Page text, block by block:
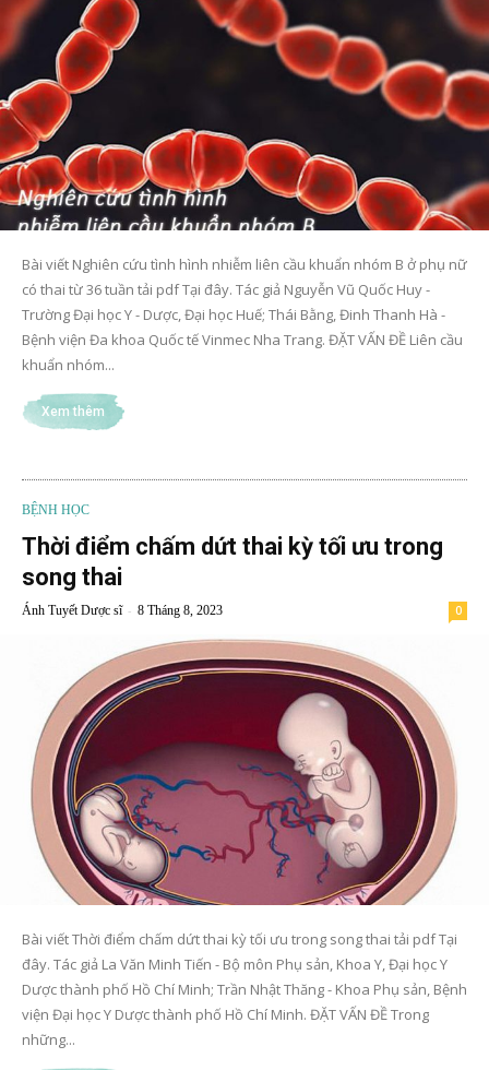
Bài viết Nghiên cứu tình hình nhiễm liên cầu khuẩn nhóm B ở phụ nữ
có thai từ 36 tuần tải pdf Tại đây. Tác giả Nguyễn Vũ Quốc Huy -
Trường Đại học Y - Dược, Đại học Huế; Thái Bằng, Đinh Thanh Hà -
Bệnh viện Đa khoa Quốc tế Vinmec Nha Trang. ĐẶT VẤN ĐỀ Liên cầu
khuẩn nhóm...
Xem thêm
BỆNH HỌC
Thời điểm chấm dứt thai kỳ tối ưu trong
song thai
Ánh Tuyết Dược sĩ - 8 Tháng 8, 2023 0
Bài viết Thời điểm chấm dứt thai kỳ tối ưu trong song thai tải pdf Tại
đây. Tác giả La Văn Minh Tiến - Bộ môn Phụ sản, Khoa Y, Đại học Y
Dược thành phố Hồ Chí Minh; Trần Nhật Thăng - Khoa Phụ sản, Bệnh
viện Đại học Y Dược thành phố Hồ Chí Minh. ĐẶT VẤN ĐỀ Trong
những...